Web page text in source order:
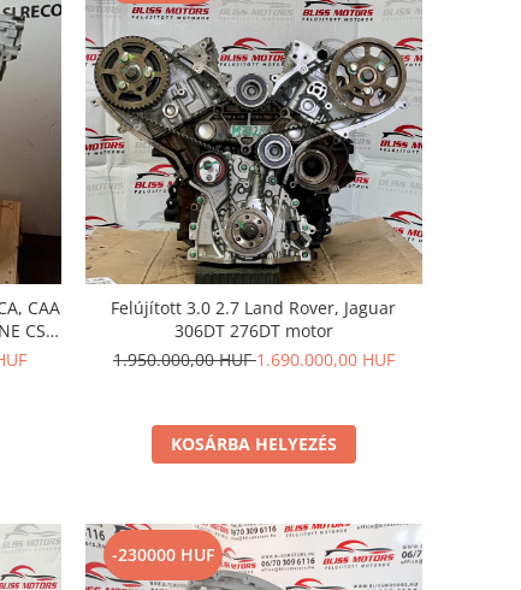
CAA
CSL,
Felújított 3.0 2.7 Land Rover, Jaguar
306DT 276DT motor
1.950.000,00 HUF1.690.000,00 HUF
KOSÁRBA HELYEZÉS
-230000 HUF